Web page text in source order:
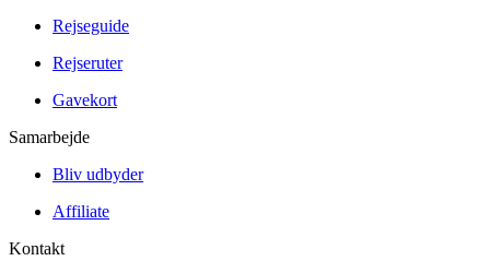
Rejseguide
Rejseruter
Gavekort
Samarbejde
Bliv udbyder
Affiliate
Kontakt